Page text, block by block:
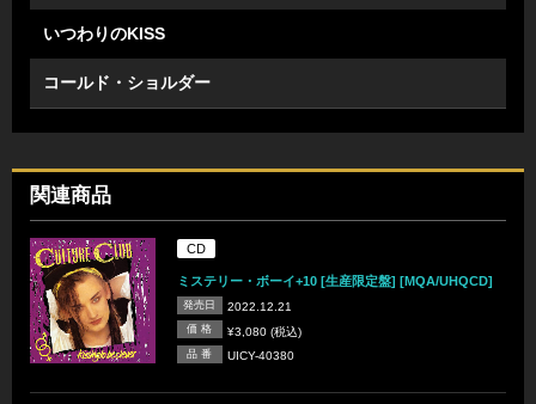
いつわりのKISS
コールド・ショルダー
関連商品
CD
ミステリー・ボーイ+10 [生産限定盤] [MQA/UHQCD]
発売日 2022.12.21
価 格 ¥3,080 (税込)
品 番 UICY-40380